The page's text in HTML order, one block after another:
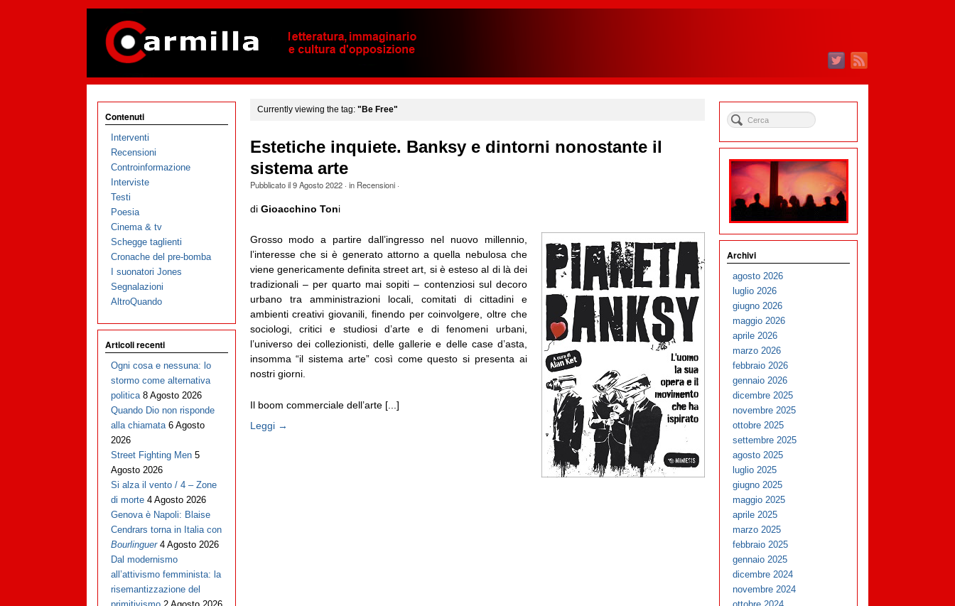
Currently viewing the tag: "Be Free"
Estetiche inquiete. Banksy e dintorni nonostante il
sistema arte
Pubblicato il9 Agosto 2022· in Recensioni·
di Gioacchino Toni
Grosso modo a partire dall’ingresso nel nuovo millennio,
l’interesse che si è generato attorno a quella nebulosa che
viene genericamente definita street art, si è esteso al di là dei
tradizionali – per quarto mai sopiti – contenziosi sul decoro
urbano tra amministrazioni locali, comitati di cittadini e
ambienti creativi giovanili, finendo per coinvolgere, oltre che
sociologi, critici e studiosi d’arte e di fenomeni urbani,
l’universo dei collezionisti, delle gallerie e delle case d’asta,
insomma “il sistema arte” così come questo si presenta ai
nostri giorni.
Il boom commerciale dell’arte [...]
Leggi →
Contenuti
Interventi
Recensioni
Controinformazione
Interviste
Testi
Poesia
Cinema & tv
Schegge taglienti
Cronache del pre-bomba
I suonatori Jones
Segnalazioni
AltroQuando
Articoli recenti
Ogni cosa e nessuna: lo
stormo come alternativa
politica 8 Agosto 2026
Quando Dio non risponde
alla chiamata 6 Agosto
2026
Street Fighting Men 5
Agosto 2026
Si alza il vento / 4 – Zone
di morte 4 Agosto 2026
Genova è Napoli: Blaise
Cendrars torna in Italia con
Bourlinguer 4 Agosto 2026
Dal modernismo
all’attivismo femminista: la
risemantizzazione del
Archivi
agosto 2026
luglio 2026
giugno 2026
maggio 2026
aprile 2026
marzo 2026
febbraio 2026
gennaio 2026
dicembre 2025
novembre 2025
ottobre 2025
settembre 2025
agosto 2025
luglio 2025
giugno 2025
maggio 2025
aprile 2025
marzo 2025
febbraio 2025
gennaio 2025
dicembre 2024
novembre 2024